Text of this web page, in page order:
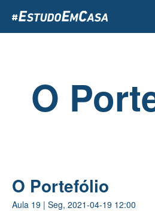
para
o
O
O Portefólio
Aula 19 | Seg, 2021-04-19 12:00